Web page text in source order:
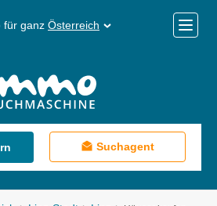
für ganz Österreich
Menü
Suchagent